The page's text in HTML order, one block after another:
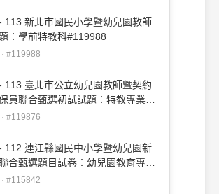
113 新北市國民小學暨幼兒園教師
：學前特教科#119988
#119988
113 臺北市公立幼兒園教師曁契約
員聯合甄選初試試題：特教專業知
#119876
112 連江縣國民中小學暨幼兒園新
合甄選題目試卷：幼兒園教育專業
學前特殊教育比重)#115842
#115842